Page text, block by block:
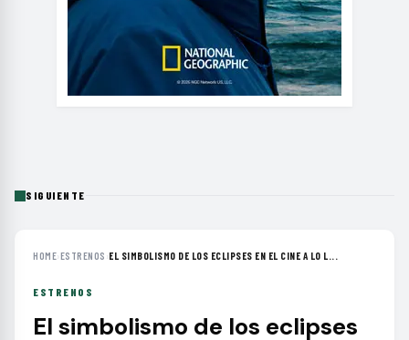
SIGUIENTE
HOME›ESTRENOS ›EL SIMBOLISMO DE LOS ECLIPSES EN EL CINE A LO L...
ESTRENOS
El simbolismo de los eclipses